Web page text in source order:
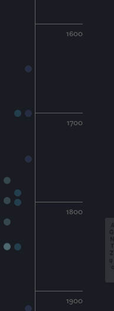
1600
1700
1800
1900